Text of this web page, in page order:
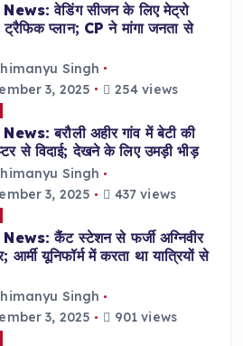
वेडिंग सीजन के लिए मेट्रो
प्लान; CP ने मांगा जनता से
Singh
3, 2025
254 views
बरौली अहीर गांव में बेटी की
से विदाई; देखने के लिए उमड़ी भीड़
Singh
3, 2025
437 views
कैंट स्टेशन से फर्जी अग्निवीर
आर्मी यूनिफॉर्म में करता था यात्रियों से
Singh
3, 2025
901 views